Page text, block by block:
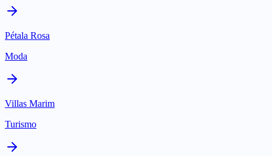
Pétala Rosa
Moda
Villas Marim
Turismo